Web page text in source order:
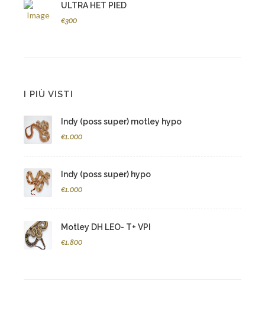
ULTRA HET PIED
€300
I PIÙ VISTI
Indy (poss super) motley hypo
€1.000
Indy (poss super) hypo
€1.000
Motley DH LEO- T+ VPI
€1.800